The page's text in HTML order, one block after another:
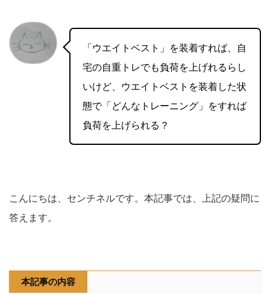
「ウエイトベスト」を装着すれば、自
宅の自重トレでも負荷を上げれるらし
いけど、ウエイトベストを装着した状
態で「どんなトレーニング」をすれば
負荷を上げられる？
こんにちは、センチネルです。本記事では、上記の疑問に
答えます。
本記事の内容